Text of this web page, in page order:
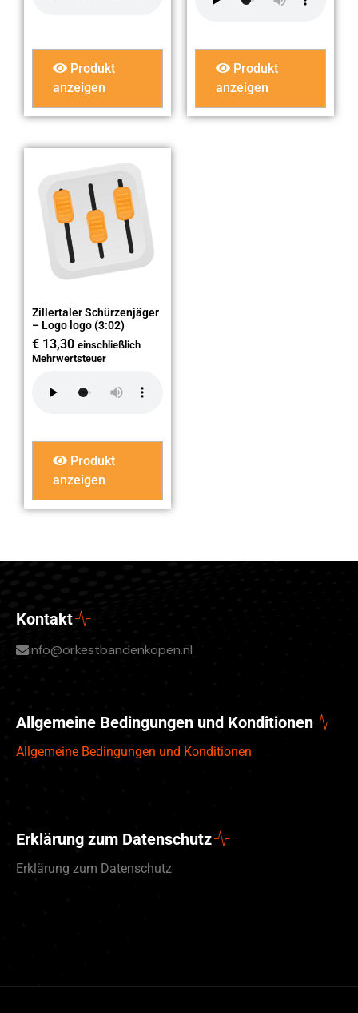
Produkt
anzeigen
Produkt
anzeigen
Zillertaler Schürzenjäger
– Logo logo (3:02)
€ 13,30 einschließlich
Mehrwertsteuer
Produkt
anzeigen
Kontakt
info@orkestbandenkopen.nl
Allgemeine Bedingungen und Konditionen
Allgemeine Bedingungen und Konditionen
Erklärung zum Datenschutz
Erklärung zum Datenschutz